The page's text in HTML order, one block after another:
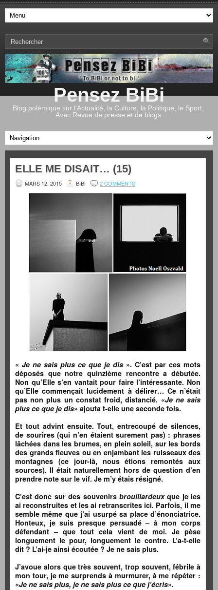
Pensez BiBi
Blog polémique sur l'Actualité, la Culture, la Politique, le Sport,.
Avec Revue de presse et de blogs.
ELLE ME DISAIT… (15)
MARS 12, 2015 BIBI 2 COMMENTS
« Je ne sais plus ce que je dis ». C’est par ces mots
déposés que notre quinzième rencontre a débutée.
Non qu’Elle s’en vantait pour faire l’intéressante. Non
qu’Elle commençait lucidement à délirer… Ce n’était
pas non plus un constat froid, distancié. «Je ne sais
plus ce que je dis» ajouta t-elle une seconde fois.
Et tout advint ensuite. Tout, entrecoupé de silences,
de sourires (qui n’en étaient surement pas) : phrases
lâchées dans les brumes, en plein soleil, sur les bords
des grands fleuves ou en enjambant les ruisseaux des
montagnes (ce jour-là, nous étions remontés aux
sources). Il était naturellement hors de question d’en
prendre note sur le vif. Je m’y étais résigné.
C’est donc sur des souvenirs brouillardeuxque je les
ai reconstruites et les ai retranscrites ici. Parfois, il me
semble même que j’ai usurpé sa place d’énonciatrice.
Honteux, je suis presque persuadé – à mon corps
défendant – que tout cela vient de moi. Je pèse
longuement le pour, longuement le contre. L’a-t-elle
dit ? L’ai-je ainsi écoutée ? Je ne sais plus.
J’avoue alors que très souvent, trop souvent, fébrile à
mon tour, je me surprends à murmurer, à me répéter :
«Je ne sais plus, je ne sais plus ce que j’écris».